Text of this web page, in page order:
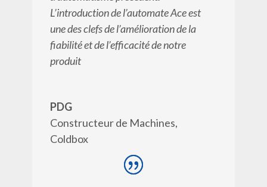
L’introduction de l’automate Ace est
une des clefs de l’amélioration de la
fiabilité et de l’efficacité de notre
produit
PDG
Constructeur de Machines,
Coldbox